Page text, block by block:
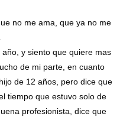
no me ama, que ya no me
y siento que quiere mas
de mi parte, en cuanto
de 12 años, pero dice que
tiempo que estuvo solo de
profesionista, dice que